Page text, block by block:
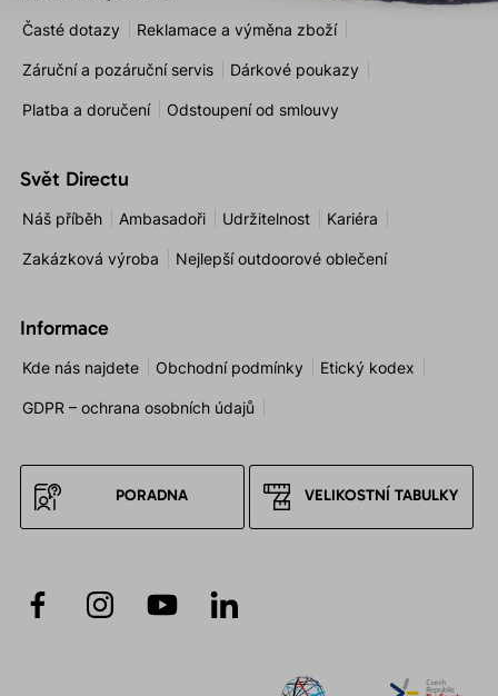
Časté dotazy Reklamace a výměna zboží
Záruční a pozáruční servis Dárkové poukazy
Platba a doručení Odstoupení od smlouvy
Svět Directu
Náš příběh Ambasadoři Udržitelnost Kariéra
Zakázková výroba Nejlepší outdoorové oblečení
Informace
Kde nás najdete Obchodní podmínky Etický kodex
GDPR – ochrana osobních údajů
PORADNA VELIKOSTNÍ TABULKY